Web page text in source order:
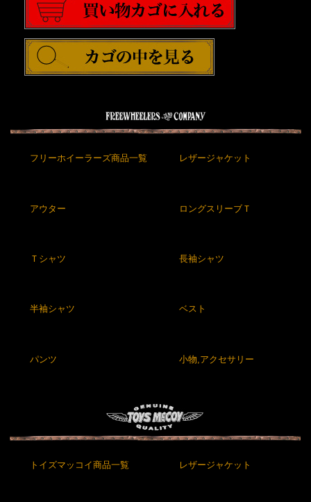
フリーホイーラーズ商品一覧 レザージャケット
アウター ロングスリーブＴ
Ｔシャツ 長袖シャツ
半袖シャツ ベスト
パンツ 小物,アクセサリー
トイズマッコイ商品一覧 レザージャケット